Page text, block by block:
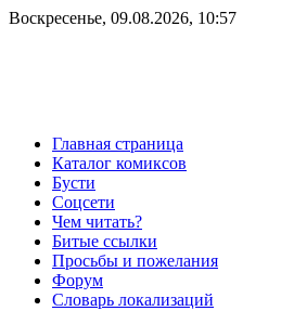
Воскресенье, 09.08.2026, 10:57
Главная страница
Каталог комиксов
Бусти
Соцсети
Чем читать?
Битые ссылки
Просьбы и пожелания
Форум
Словарь локализаций